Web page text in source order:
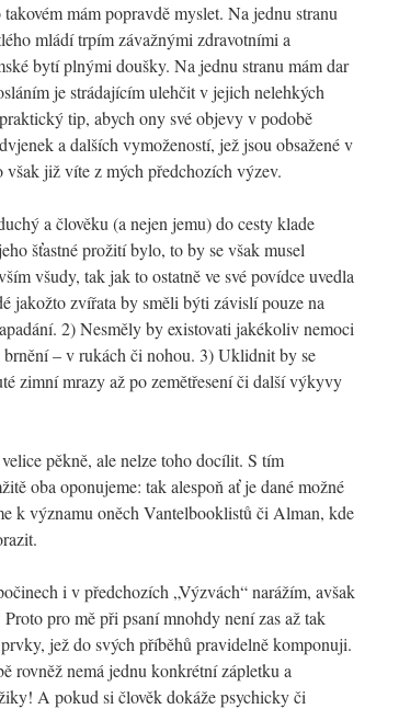
mám popravdě myslet. Na jednu stranu
mládí trpím závažnými zdravotními a
bytí plnými doušky. Na jednu stranu mám dar
je strádajícím ulehčit v jejich nelehkých
tip, abych ony své objevy v podobě
a dalších vymožeností, jež jsou obsažené v
již víte z mých předchozích výzev.
a člověku (a nejen jemu) do cesty klade
šťastné prožití bylo, to by se však musel
všudy, tak jak to ostatně ve své povídce uvedla
jakožto zvířata by směli býti závislí pouze na
2) Nesměly by existovati jakékoliv nemoci
– v rukách či nohou. 3) Uklidnit by se
zimní mrazy až po zemětřesení či další výkyvy
pěkně, ale nelze toho docílit. S tím
oba oponujeme: tak alespoň ať je dané možné
k významu oněch Vantelbooklistů či Alman, kde
i v předchozích „Výzvách“ narážím, avšak
pro mě při psaní mnohdy není zas až tak
jež do svých příběhů pravidelně komponuji.
rovněž nemá jednu konkrétní zápletku a
A pokud si člověk dokáže psychicky či